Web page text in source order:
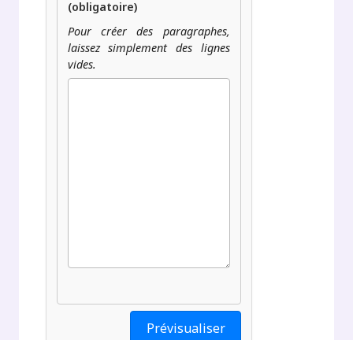
(obligatoire)
Pour créer des paragraphes,
laissez simplement des lignes
vides.